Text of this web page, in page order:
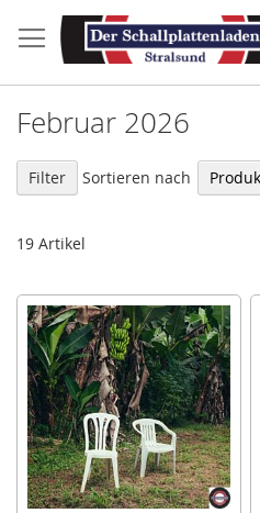
zum
Inhalt
Februar 2026
19 Artikel
Sortieren nach
Filter